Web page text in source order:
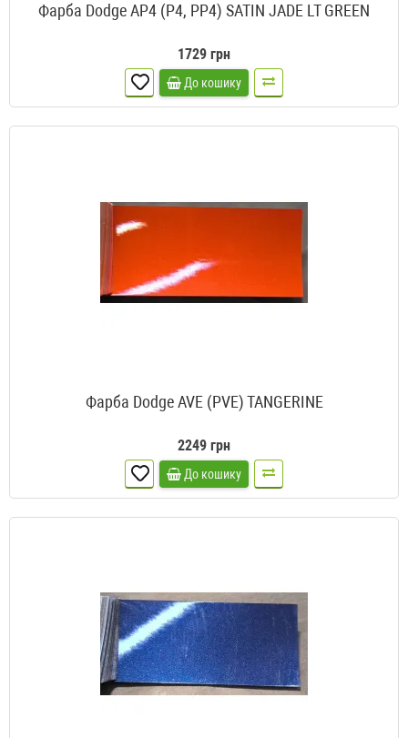
Фарба Dodge AP4 (P4, PP4) SATIN JADE LT GREEN
1729 грн
До кошику
Фарба Dodge AVE (PVE) TANGERINE
2249 грн
До кошику